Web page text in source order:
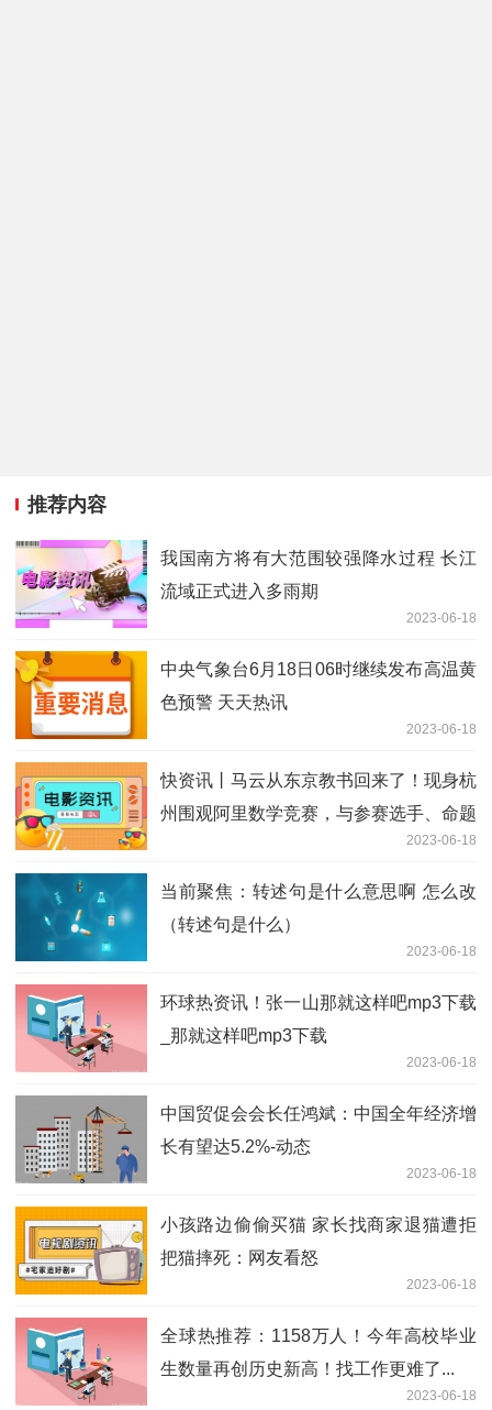
推荐内容
我国南方将有大范围较强降水过程 长江
流域正式进入多雨期
2023-06-18
中央气象台6月18日06时继续发布高温黄
色预警 天天热讯
2023-06-18
快资讯丨马云从东京教书回来了！现身杭
州围观阿里数学竞赛，与参赛选手、命题
2023-06-18
当前聚焦：转述句是什么意思啊 怎么改
（转述句是什么）
2023-06-18
环球热资讯！张一山那就这样吧mp3下载
_那就这样吧mp3下载
2023-06-18
中国贸促会会长任鸿斌：中国全年经济增
长有望达5.2%-动态
2023-06-18
小孩路边偷偷买猫 家长找商家退猫遭拒
把猫摔死：网友看怒
2023-06-18
全球热推荐：1158万人！今年高校毕业
生数量再创历史新高！找工作更难了...
2023-06-18